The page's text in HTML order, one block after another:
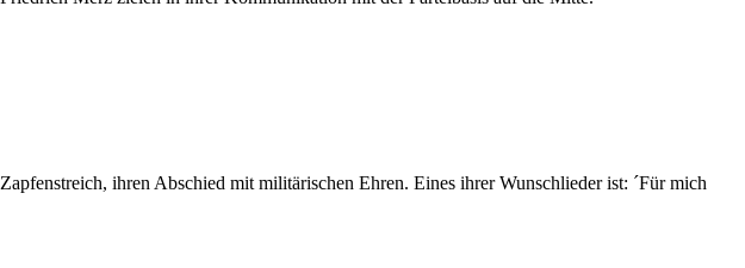
ihren Abschied mit militärischen Ehren. Eines ihrer Wunschlieder ist: ´Für mich